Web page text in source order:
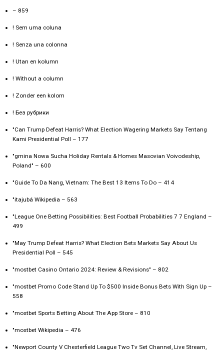
– 859
! Sem uma coluna
! Senza una colonna
! Utan en kolumn
! Without a column
! Zonder een kolom
! Без рубрики
"Can Trump Defeat Harris? What Election Wagering Markets Say Tentang
Kami Presidential Poll – 177
"gmina Nowa Sucha Holiday Rentals & Homes Masovian Voivodeship,
Poland" – 600
"Guide To Da Nang, Vietnam: The Best 13 Items To Do – 414
"itajubá Wikipedia – 563
"League One Betting Possibilities: Best Football Probabilities 7 7 England –
499
"May Trump Defeat Harris? What Election Bets Markets Say About Us
Presidential Poll – 545
"mostbet Casino Ontario 2024: Review & Revisions" – 802
"mostbet Promo Code Stand Up To $500 Inside Bonus Bets With Sign Up –
558
"‎mostbet Sports Betting About The App Store – 810
"mostbet Wikipedia – 476
"Newport County V Chesterfield League Two Tv Set Channel, Live Stream,